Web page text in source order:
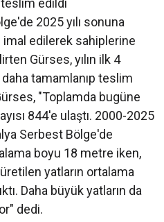
edildi
2025 yılı sonuna
edilerek sahiplerine
Gürses, yılın ilk 4
tamamlanıp teslim
"Toplamda bugüne
844'e ulaştı. 2000-2025
Serbest Bölge'de
boyu 18 metre iken,
üretilen yatların ortalama
Daha büyük yatların da
dedi.